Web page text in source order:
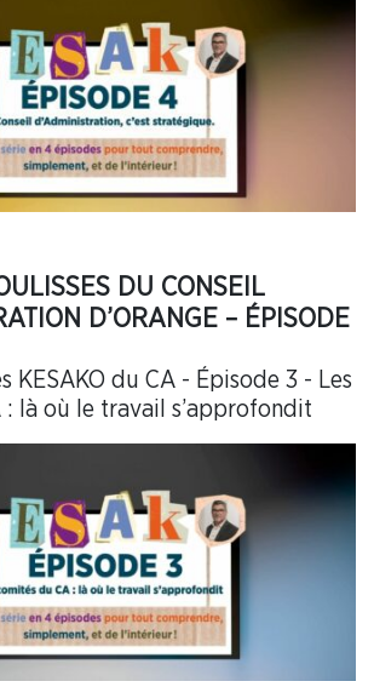
DU CONSEIL
D’ORANGE – ÉPISODE
KESAKO du CA - Épisode 3 - Les
là où le travail s’approfondit